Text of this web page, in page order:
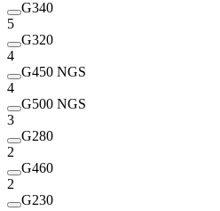
G340
5
G320
4
G450 NGS
4
G500 NGS
3
G280
2
G460
2
G230